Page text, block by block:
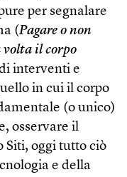
per segnalare
(Pagare o non
volta il corpo
interventi e
in cui il corpo
(o unico)
osservare il
Siti, oggi tutto ciò
e della